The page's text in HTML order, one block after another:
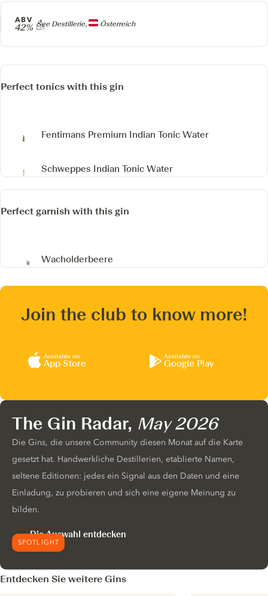
Producer
See Destillerie, Österreich
ABV
42%
Perfect tonics with this gin
Fentimans Premium Indian Tonic Water
Schweppes Indian Tonic Water
Perfect garnish with this gin
Wacholderbeere
Join the club to know more!
Available on
App Store
Available on
Google Play
SPOTLIGHT
The Gin Radar, May 2026
Die Gins, die unsere Community diesen Monat auf die Karte
gesetzt hat. Handwerkliche Destillerien, etablierte Namen,
seltene Editionen: jedes ein Signal aus den Daten und eine
Einladung, zu probieren und sich eine eigene Meinung zu
bilden.
Die Auswahl entdecken
Entdecken Sie weitere Gins